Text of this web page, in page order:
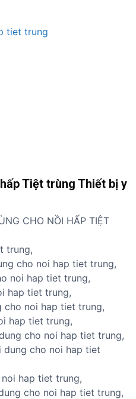
Tiệt trùng Thiết bị y
CHO NỒI HẤP TIỆT
trung,
cho noi hap tiet trung,
noi hap tiet trung,
hap tiet trung,
cho noi hap tiet trung,
hap tiet trung,
cho noi hap tiet trung,
dung cho noi hap tiet
hap tiet trung,
cho noi hap tiet trung,